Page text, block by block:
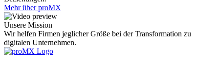
Mehr über proMX
Unsere Mission
Wir helfen Firmen jeglicher Größe bei der Transformation zu
digitalen Unternehmen.